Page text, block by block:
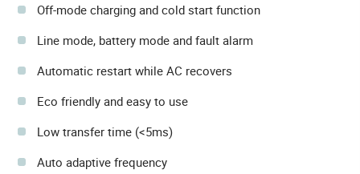
Off-mode charging and cold start function
Line mode, battery mode and fault alarm
Automatic restart while AC recovers
Eco friendly and easy to use
Low transfer time (<5ms)
Auto adaptive frequency